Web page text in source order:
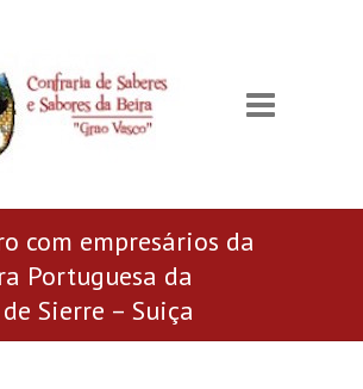
com empresários da
Portuguesa da
Sierre – Suiça